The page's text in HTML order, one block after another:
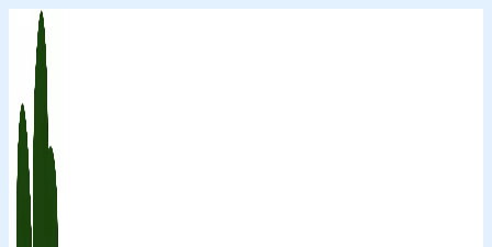
Перейти
содержимому